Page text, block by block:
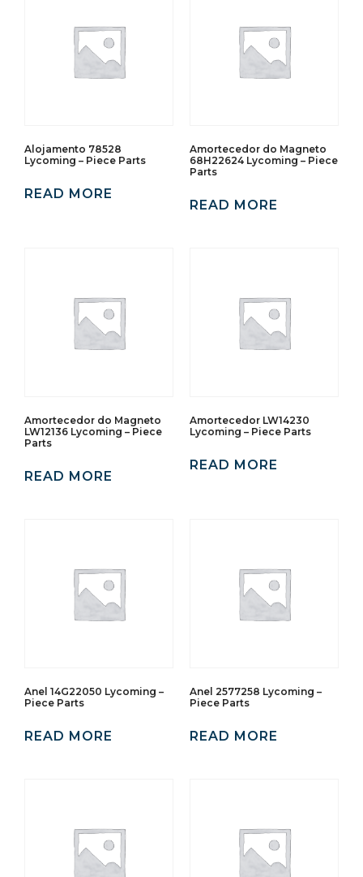
Alojamento 78528
Lycoming – Piece Parts
READ MORE
Amortecedor do Magneto
68H22624 Lycoming – Piece
Parts
READ MORE
Amortecedor do Magneto
LW12136 Lycoming – Piece
Parts
READ MORE
Amortecedor LW14230
Lycoming – Piece Parts
READ MORE
Anel 14G22050 Lycoming –
Piece Parts
READ MORE
Anel 2577258 Lycoming –
Piece Parts
READ MORE